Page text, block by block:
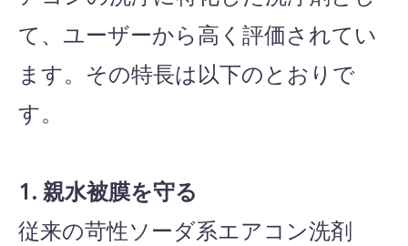
て、ユーザーから高く評価されてい
ます。その特長は以下のとおりで
す。
1. 親水被膜を守る
従来の苛性ソーダ系エアコン洗剤